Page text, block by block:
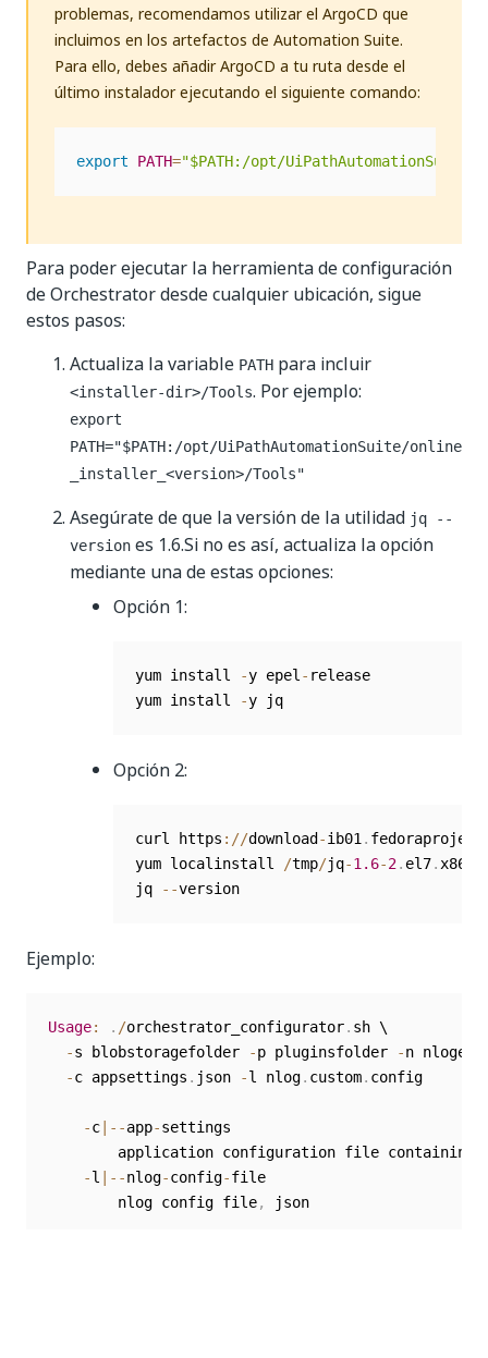
problemas, recomendamos utilizar el ArgoCD que
incluimos en los artefactos de Automation Suite.
Para ello, debes añadir ArgoCD a tu ruta desde el
último instalador ejecutando el siguiente comando:
export PATH="$PATH:/opt/
Para poder ejecutar la herramienta de configuración
de Orchestrator desde cualquier ubicación, sigue
estos pasos:
Actualiza la variable PATH para incluir
<installer-dir>/Tools. Por ejemplo:
export
PATH="$PATH:/opt/UiPathAutomationSuite/online
_installer_<version>/Tools"
Asegúrate de que la versión de la utilidad jq --
version es 1.6.Si no es así, actualiza la opción
mediante una de estas opciones:
Opción 1:
yum install -y epel - release
yum install
-y jq
Opción 2:
curl https : //download -ib01 . fedoraproject
yum localinstall
/tmp/jq-1.6-2. el7.
jq
--version
Ejemplo:
Usage: . /orchestrator_configurator. sh \
-s blobstoragefolder -p pluginsfolder -n
-c appsettings . json -l nlog. custom. config
-c --app-settings
application configuration file containing
-l --nlog-config-file
        nlog config file
, json